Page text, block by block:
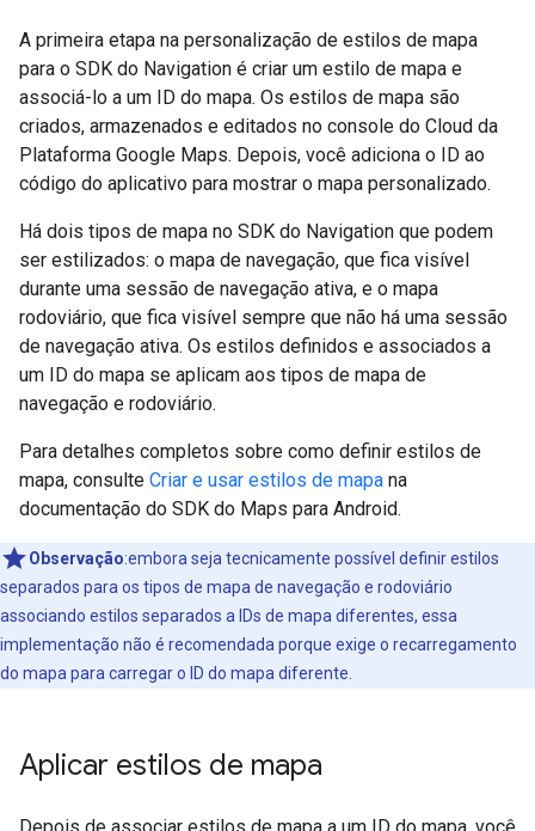
A primeira etapa na personalização de estilos de mapa
para o SDK do Navigation é criar um estilo de mapa e
associá-lo a um ID do mapa. Os estilos de mapa são
criados, armazenados e editados no console do Cloud da
Plataforma Google Maps. Depois, você adiciona o ID ao
código do aplicativo para mostrar o mapa personalizado.
Há dois tipos de mapa no SDK do Navigation que podem
ser estilizados: o mapa de navegação, que fica visível
durante uma sessão de navegação ativa, e o mapa
rodoviário, que fica visível sempre que não há uma sessão
de navegação ativa. Os estilos definidos e associados a
um ID do mapa se aplicam aos tipos de mapa de
navegação e rodoviário.
Para detalhes completos sobre como definir estilos de
mapa, consulte Criar e usar estilos de mapa na
documentação do SDK do Maps para Android.
Observação:embora seja tecnicamente possível definir estilos
separados para os tipos de mapa de navegação e rodoviário
associando estilos separados a IDs de mapa diferentes, essa
implementação não é recomendada porque exige o recarregamento
do mapa para carregar o ID do mapa diferente.
Aplicar estilos de mapa